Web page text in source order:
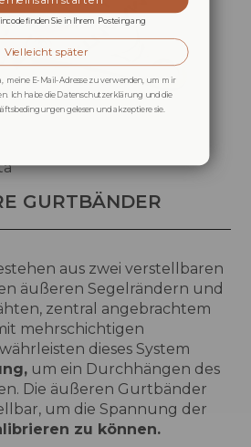
GURTBÄNDER
aus zwei verstellbaren
äußeren Segelrändern und
zentral angebrachtem
mehrschichtigen
dieses System
um ein Durchhängen des
Die äußeren Gurtbänder
um die Spannung der
zu können.
finden Sie in Ihrem Posteingang
Vielleicht später
E-Mail-Adresse zu verwenden, um mir
Ich habe die Datenschutzerklärung und die
gelesen und akzeptiere sie.